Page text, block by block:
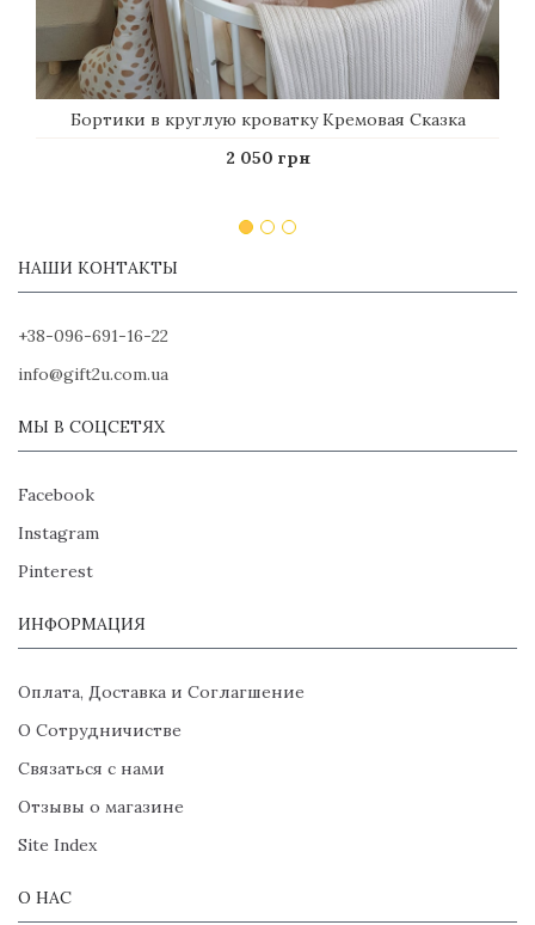
Бортики в круглую кроватку Кремовая Сказка
2 050 грн
НАШИ КОНТАКТЫ
+38-096-691-16-22
info@gift2u.com.ua
МЫ В СОЦСЕТЯХ
Facebook
Instagram
Pinterest
ИНФОРМАЦИЯ
Оплата, Доставка и Соглагшение
О Сотрудничистве
Связаться с нами
Отзывы о магазине
Site Index
О НАС